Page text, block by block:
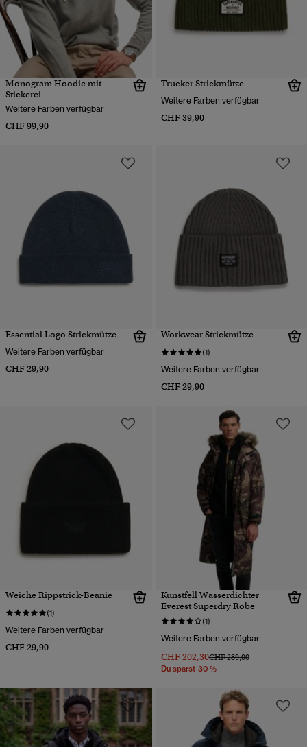
Monogram Hoodie mit
Stickerei
Weitere Farben verfügbar
CHF 99,90
Trucker Strickmütze
Weitere Farben verfügbar
CHF 39,90
Essential Logo Strickmütze
Weitere Farben verfügbar
CHF 29,90
Workwear Strickmütze
(1)
Weitere Farben verfügbar
CHF 29,90
Weiche Rippstrick-Beanie
(1)
Weitere Farben verfügbar
CHF 29,90
Kunstfell Wasserdichter
Everest Superdry Robe
(1)
Weitere Farben verfügbar
CHF 202,30Preis wurde reduziert von
CHF 289,00bis
Du sparst 30 %